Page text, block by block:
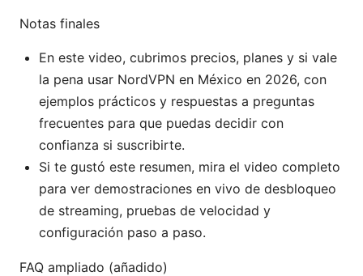
Notas finales
En este video, cubrimos precios, planes y si vale
la pena usar NordVPN en México en 2026, con
ejemplos prácticos y respuestas a preguntas
frecuentes para que puedas decidir con
confianza si suscribirte.
Si te gustó este resumen, mira el video completo
para ver demostraciones en vivo de desbloqueo
de streaming, pruebas de velocidad y
configuración paso a paso.
FAQ ampliado (añadido)